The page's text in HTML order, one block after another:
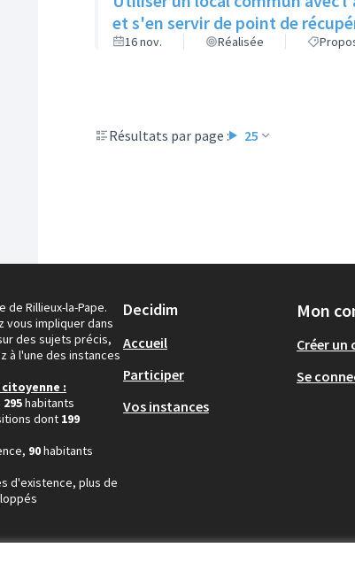
et s'en servir de point de
16 nov. Réalisée
Résultats par page : 25
Rillieux-la-Pape.
vous impliquer dans
des sujets précis,
à l'une des instances
:
295habitants
dont 199
90habitants
d'existence, plus de
Decidim
Accueil
Participer
Vos instances
Mon
Créer un
Se